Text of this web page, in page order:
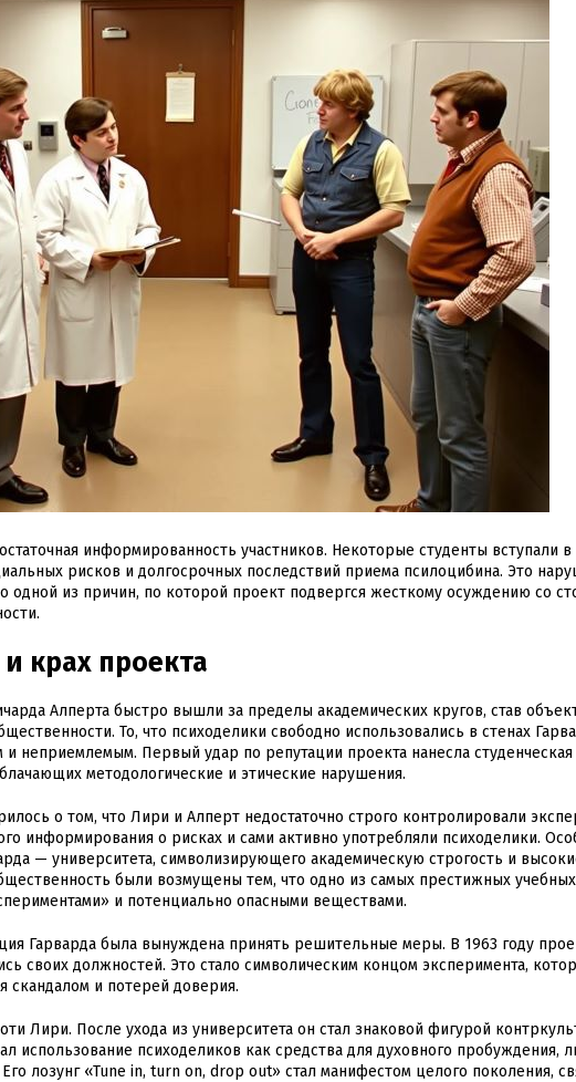
информированность участников. Некоторые студенты вступали в
рисков и долгосрочных последствий приема псилоцибина. Это
одной из причин, по которой проект подвергся жесткому осуждению со
крах проекта
Алперта быстро вышли за пределы академических кругов, став
То, что психоделики свободно использовались в стенах
неприемлемым. Первый удар по репутации проекта нанесла студенческая
методологические и этические нарушения.
о том, что Лири и Алперт недостаточно строго контролировали
информирования о рисках и сами активно употребляли психоделики.
— университета, символизирующего академическую строгость и
были возмущены тем, что одно из самых престижных
и потенциально опасными веществами.
Гарварда была вынуждена принять решительные меры. В 1963 году
своих должностей. Это стало символическим концом эксперимента,
скандалом и потерей доверия.
Лири. После ухода из университета он стал знаковой фигурой
использование психоделиков как средства для духовного пробуждения,
лозунг «Tune in, turn on, drop out» стал манифестом целого поколения,